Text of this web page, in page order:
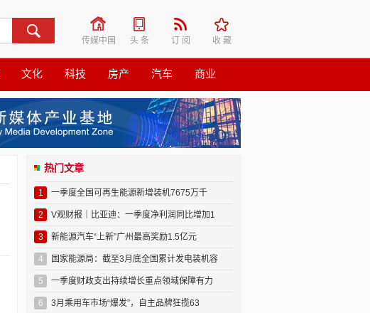
传媒中国 头 条 订 阅 收 藏
文化 科技 房产 汽车 商业
热门文章
1 一季度全国可再生能源新增装机7675万千
2 V观财报｜比亚迪：一季度净利润同比增加1
3 新能源汽车“上新”广州最高奖励1.5亿元
4 国家能源局：截至3月底全国累计发电装机容
5 一季度财政支出持续增长重点领域保障有力
6 3月乘用车市场“爆发”，自主品牌狂揽63